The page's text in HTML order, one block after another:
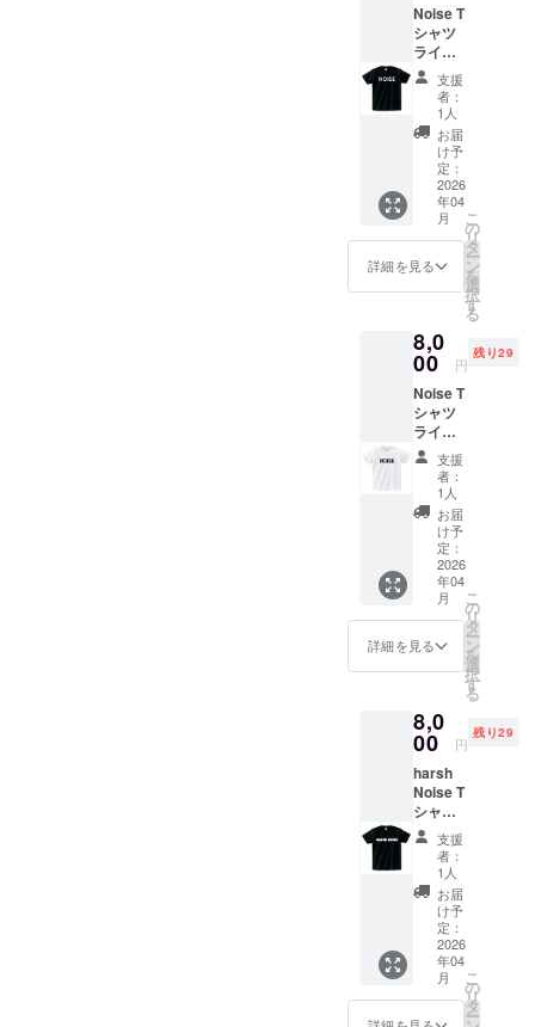
Noise T
シャツ
ライブ
の時
Noiseの
ロコのT
シャツ
を着用
してパ
フォー
マンス
をして
いま
す。お
客様か
らお問
せが多
く今回
オリジ
ナルデ
ザイン
のNoise
Tシャツ
をご提
供させ
て頂き
ます。
Tシャツ
のカ
ラーは
黒の予
定です
・サイ
printsta
rヘビー
ウェイ
トTシャ
ツ
支援
者：
1人
お届
け予
定：
2026
年04
月
詳細を見る
こ
の
リ
タ
ー
ン
を
選
択
す
る
8,0
00 円
残り29
Noise T
シャツ
ライブ
の時
Noiseの
ロコのT
シャツ
を着用
してパ
フォー
マンス
をして
いま
す。お
客様か
らお問
せが多
く今回
オリジ
ナルデ
ザイン
のNoise
Tシャツ
をご提
供させ
て頂き
ます。
Tシャツ
のカ
ラーは
白 サイ
ズ展
支援
者：
1人
お届
け予
定：
2026
年04
月
詳細を見る
こ
の
リ
タ
ー
ン
を
選
択
す
る
8,0
00 円
残り29
harsh
Noise T
シャツ
ライブ
の時
Noiseの
ロコのT
シャツ
を着用
してパ
フォー
マンス
をして
いま
支援
者：
1人
お届
け予
定：
2026
年04
月
こ
の
リ
タ
ー